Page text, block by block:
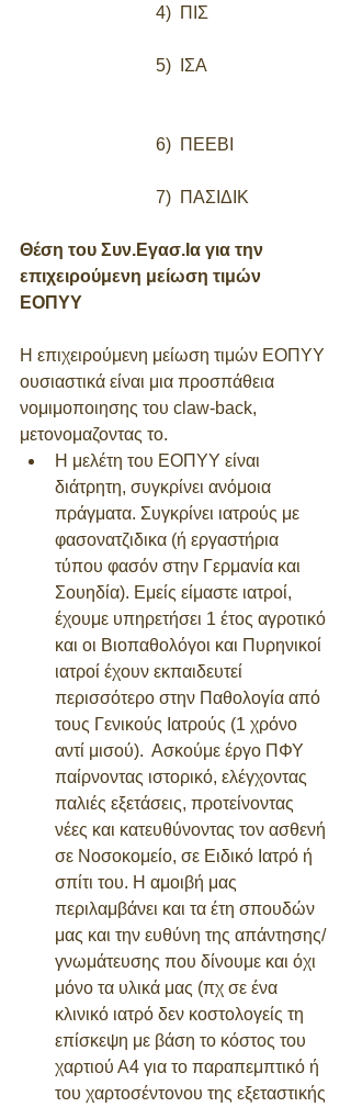
                               4)  ΠΙΣ
                               6)  ΠΕΕΒΙ
                               7)  ΠΑΣΙΔΙΚ
Θέση του Συν.Εγασ.Ια για την
επιχειρούμενη μείωση τιμών
ΕΟΠΥΥ
Η επιχειρούμενη μείωση τιμών ΕΟΠΥΥ
ουσιαστικά είναι μια προσπάθεια
νομιμοποιησης του claw-back,
μετονομαζοντας το.
Η μελέτη του ΕΟΠΥΥ είναι
διάτρητη, συγκρίνει ανόμοια
πράγματα. Συγκρίνει ιατρούς με
φασονατζιδικα (ή εργαστήρια
τύπου φασόν στην Γερμανία και
Σουηδία). Εμείς είμαστε ιατροί,
έχουμε υπηρετήσει 1 έτος αγροτικό
και οι Βιοπαθολόγοι και Πυρηνικοί
ιατροί έχουν εκπαιδευτεί
περισσότερο στην Παθολογία από
τους Γενικούς Ιατρούς (1 χρόνο
αντί μισού).  Ασκούμε έργο ΠΦΥ
παίρνοντας ιστορικό, ελέγχοντας
παλιές εξετάσεις, προτείνοντας
νέες και κατευθύνοντας τον ασθενή
σε Νοσοκομείο, σε Ειδικό Ιατρό ή
σπίτι του. Η αμοιβή μας
περιλαμβάνει και τα έτη σπουδών
μας και την ευθύνη της απάντησης/
γνωμάτευσης που δίνουμε και όχι
μόνο τα υλικά μας (πχ σε ένα
κλινικό ιατρό δεν κοστολογείς τη
επίσκεψη με βάση το κόστος του
χαρτιού Α4 για το παραπεμπτικό ή
του χαρτοσέντονου της εξεταστικής